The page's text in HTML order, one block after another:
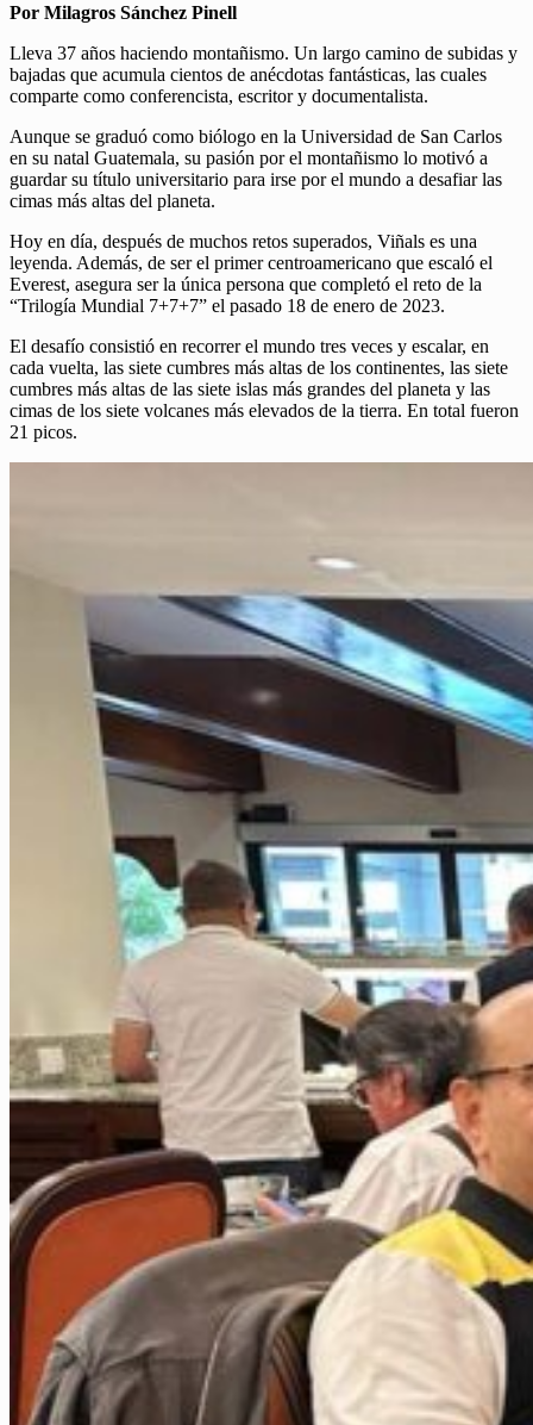
Por Milagros Sánchez Pinell
Lleva 37 años haciendo montañismo. Un largo camino de subidas y
bajadas que acumula cientos de anécdotas fantásticas, las cuales
comparte como conferencista, escritor y documentalista.
Aunque se graduó como biólogo en la Universidad de San Carlos
en su natal Guatemala, su pasión por el montañismo lo motivó a
guardar su título universitario para irse por el mundo a desafiar las
cimas más altas del planeta.
Hoy en día, después de muchos retos superados, Viñals es una
leyenda. Además, de ser el primer centroamericano que escaló el
Everest, asegura ser la única persona que completó el reto de la
“Trilogía Mundial 7+7+7” el pasado 18 de enero de 2023.
El desafío consistió en recorrer el mundo tres veces y escalar, en
cada vuelta, las siete cumbres más altas de los continentes, las siete
cumbres más altas de las siete islas más grandes del planeta y las
cimas de los siete volcanes más elevados de la tierra. En total fueron
21 picos.